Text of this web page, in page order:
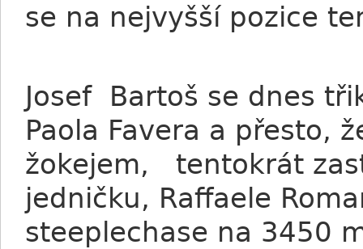
se na nejvyšší pozice
Josef Bartoš se dnes
Paola Favera a přesto,
žokejem, tentokrát
jedničku, Raffaele
steeplechase na 3450